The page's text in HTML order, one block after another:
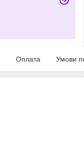
Оплата Умови